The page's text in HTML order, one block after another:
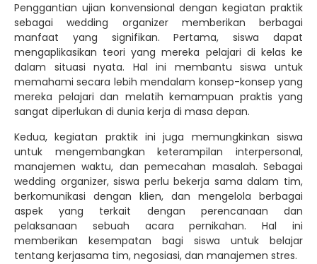
Penggantian ujian konvensional dengan kegiatan praktik
sebagai wedding organizer memberikan berbagai
manfaat yang signifikan. Pertama, siswa dapat
mengaplikasikan teori yang mereka pelajari di kelas ke
dalam situasi nyata. Hal ini membantu siswa untuk
memahami secara lebih mendalam konsep-konsep yang
mereka pelajari dan melatih kemampuan praktis yang
sangat diperlukan di dunia kerja di masa depan.
Kedua, kegiatan praktik ini juga memungkinkan siswa
untuk mengembangkan keterampilan interpersonal,
manajemen waktu, dan pemecahan masalah. Sebagai
wedding organizer, siswa perlu bekerja sama dalam tim,
berkomunikasi dengan klien, dan mengelola berbagai
aspek yang terkait dengan perencanaan dan
pelaksanaan sebuah acara pernikahan. Hal ini
memberikan kesempatan bagi siswa untuk belajar
tentang kerjasama tim, negosiasi, dan manajemen stres.